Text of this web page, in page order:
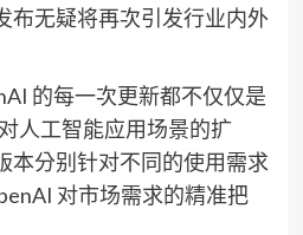
布无疑将再次引发行业内外
的每一次更新都不仅仅是
人工智能应用场景的扩
本分别针对不同的使用需求
对市场需求的精准把